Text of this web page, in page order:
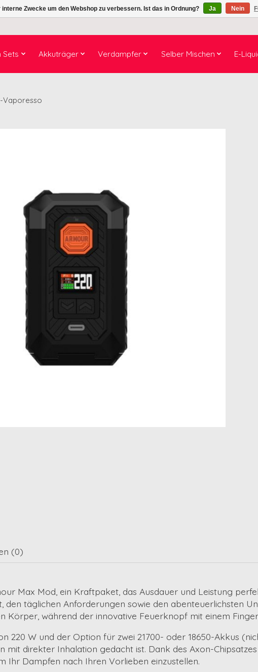
Sets Akkuträger Verdampfer Selber Mischen E-
Vaporesso
(0)
Max Mod, ein Kraftpaket, das Ausdauer und Leistung
den täglichen Anforderungen sowie den abenteuerlichsten
Körper, während der innovative Feuerknopf mit einem
220 W und der Option für zwei 21700- oder 18650-Akkus
mit direkter Inhalation gedacht ist. Dank des Axon-Chipsatzes
Ihr Dampfen nach Ihren Vorlieben einzustellen.
Zwecke um den Webshop zu verbessern. Ist das in Ordnung? Ja Nein